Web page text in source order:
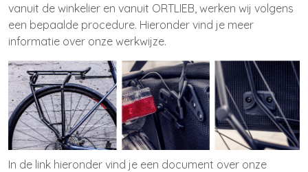
vanuit de winkelier en vanuit ORTLIEB, werken wij volgens
een bepaalde procedure. Hieronder vind je meer
informatie over onze werkwijze.
In de link hieronder vind je een document over onze